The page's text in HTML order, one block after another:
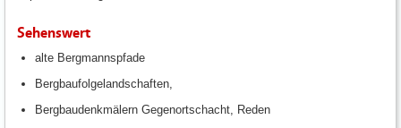
Sehenswert
alte Bergmannspfade
Bergbaufolgelandschaften,
Bergbaudenkmälern Gegenortschacht, Reden